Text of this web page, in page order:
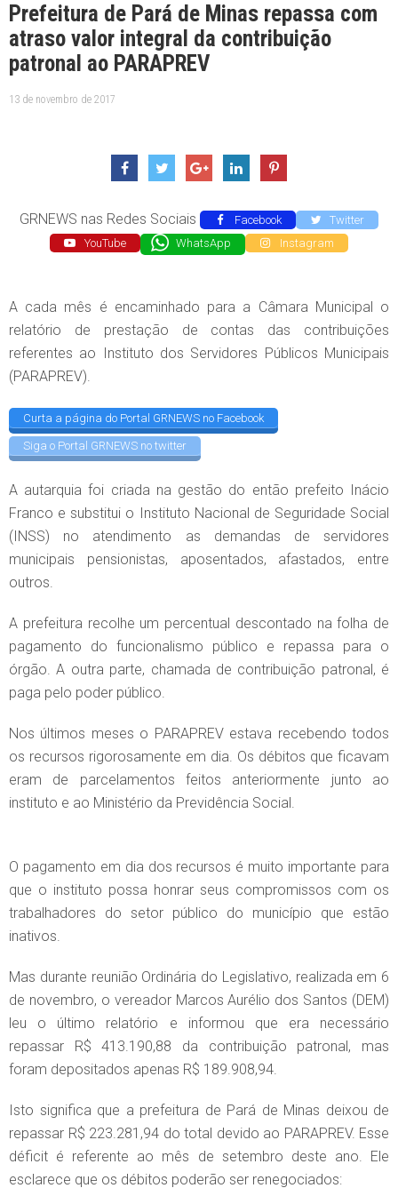
Prefeitura de Pará de Minas repassa com
atraso valor integral da contribuição
patronal ao PARAPREV
13 de novembro de 2017
GRNEWS nas Redes Sociais Facebook
Twitter
YouTube
WhatsApp Instagram
A cada mês é encaminhado para a Câmara Municipal o
relatório de prestação de contas das contribuições
referentes ao Instituto dos Servidores Públicos Municipais
(PARAPREV).
Curta a página do Portal GRNEWS no Facebook
Siga o Portal GRNEWS no twitter
A autarquia foi criada na gestão do então prefeito Inácio
Franco e substitui o Instituto Nacional de Seguridade Social
(INSS) no atendimento as demandas de servidores
municipais pensionistas, aposentados, afastados, entre
outros.
A prefeitura recolhe um percentual descontado na folha de
pagamento do funcionalismo público e repassa para o
órgão. A outra parte, chamada de contribuição patronal, é
paga pelo poder público.
Nos últimos meses o PARAPREV estava recebendo todos
os recursos rigorosamente em dia. Os débitos que ficavam
eram de parcelamentos feitos anteriormente junto ao
instituto e ao Ministério da Previdência Social.
O pagamento em dia dos recursos é muito importante para
que o instituto possa honrar seus compromissos com os
trabalhadores do setor público do município que estão
inativos.
Mas durante reunião Ordinária do Legislativo, realizada em 6
de novembro, o vereador Marcos Aurélio dos Santos (DEM)
leu o último relatório e informou que era necessário
repassar R$ 413.190,88 da contribuição patronal, mas
foram depositados apenas R$ 189.908,94.
Isto significa que a prefeitura de Pará de Minas deixou de
repassar R$ 223.281,94 do total devido ao PARAPREV. Esse
déficit é referente ao mês de setembro deste ano. Ele
esclarece que os débitos poderão ser renegociados: